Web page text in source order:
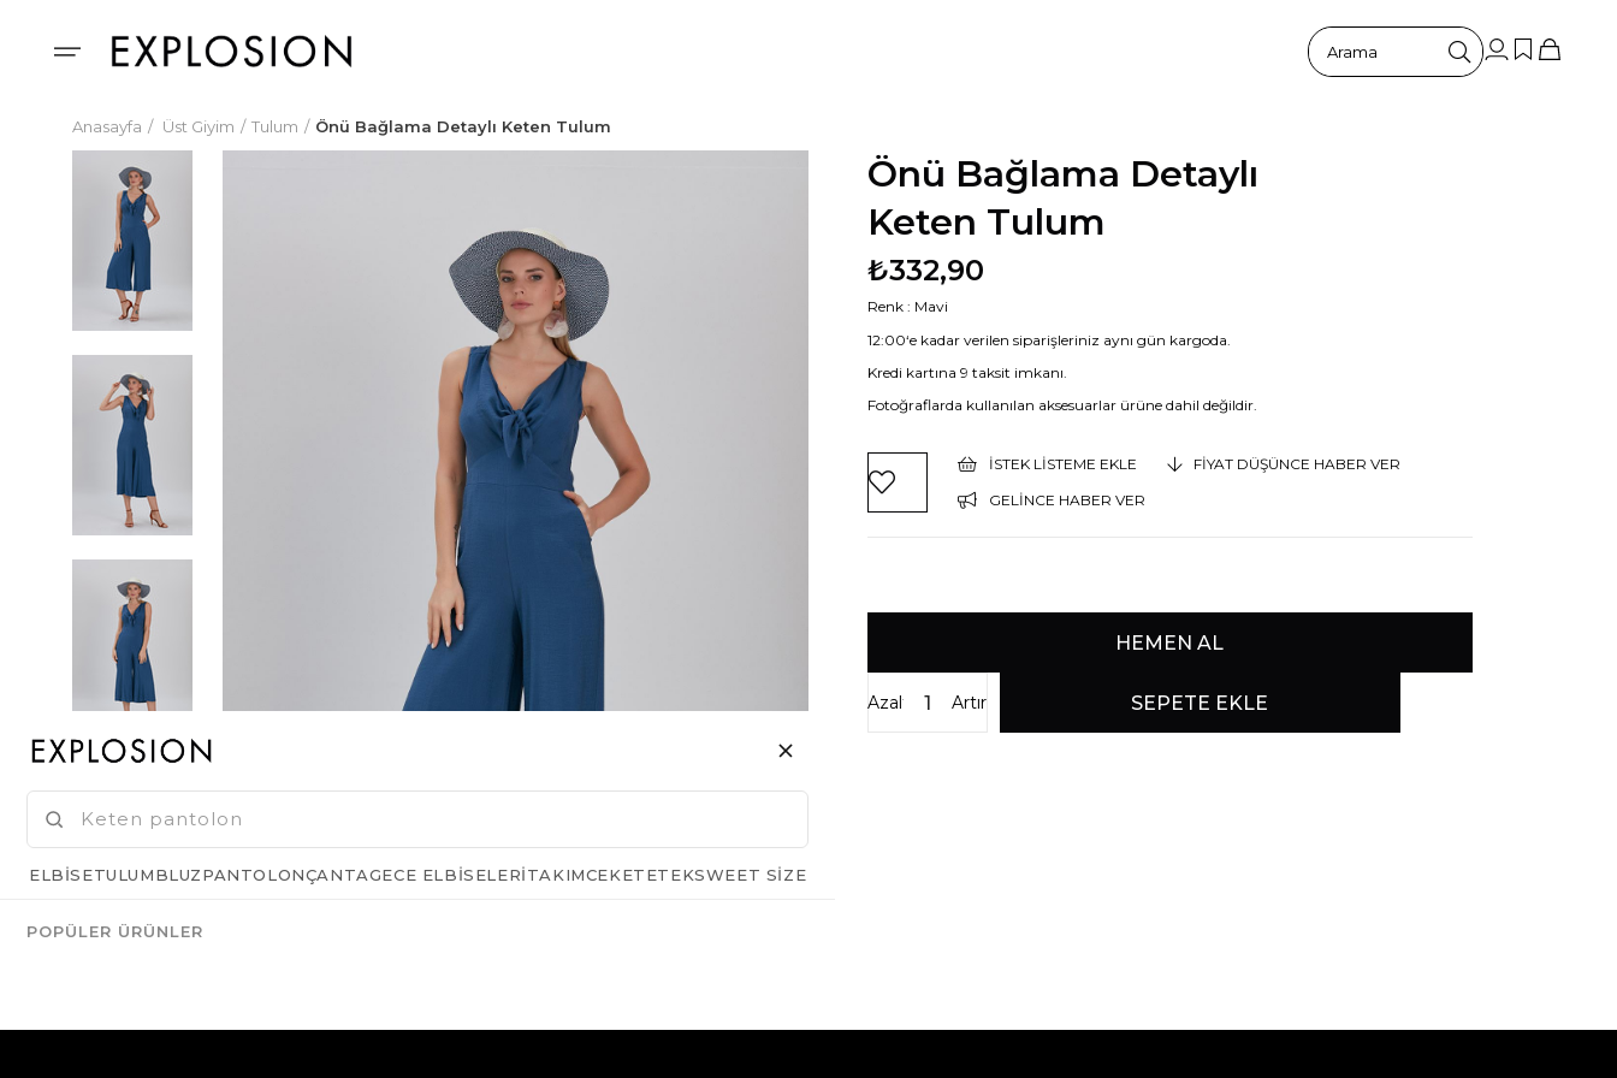
Anasayfa Üst Giyim Tulum Önü Bağlama Detaylı Keten Tulum
Önü Bağlama Detaylı
Keten Tulum
₺332,90
Renk : Mavi
12:00‘e kadar verilen siparişleriniz aynı gün kargoda.
Kredi kartına 9 taksit imkanı.
Fotoğraflarda kullanılan aksesuarlar ürüne dahil değildir.
İSTEK LISTEME EKLE
FIYAT DÜŞÜNCE HABER VER
GELINCE HABER VER
Artır
Azalt
ELBISETULUMBLUZPANTOLONÇANTAGECE ELBISELERITAKIMCEKETETEKSWEET SIZE
POPÜLER ÜRÜNLER